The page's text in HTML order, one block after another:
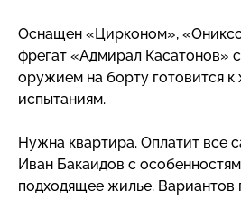
Оснащен «Цирконом»,
фрегат «Адмирал Касатонов»
оружием на борту готовится к
испытаниям.
Нужна квартира. Оплатит все
Иван Бакаидов с
подходящее жилье. Вариантов